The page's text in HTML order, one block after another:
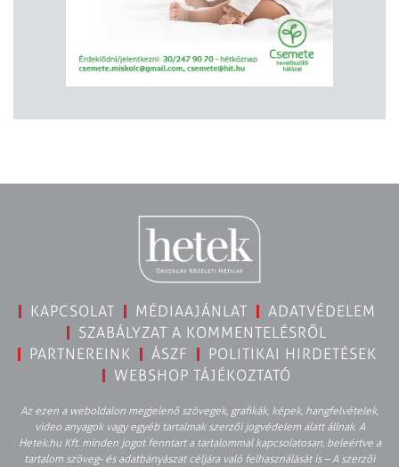
KAPCSOLAT MÉDIAAJÁNLAT
ADATVÉDELEM
SZABÁLYZAT A KOMMENTELÉSRŐL
PARTNEREINK
ÁSZF
POLITIKAI HIRDETÉSEK
WEBSHOP TÁJÉKOZTATÓ
Az ezen a weboldalon megjelenő szövegek, grafikák, képek, hangfelvételek,
video anyagok vagy egyéb tartalmak szerzői jogvédelem alatt állnak. A
Hetek.hu Kft. minden jogot fenntart a tartalommal kapcsolatosan, beleértve a
tartalom szöveg- és adatbányászat céljára való felhasználását is – A szerzői